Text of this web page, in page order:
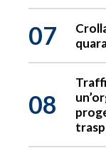
07
08